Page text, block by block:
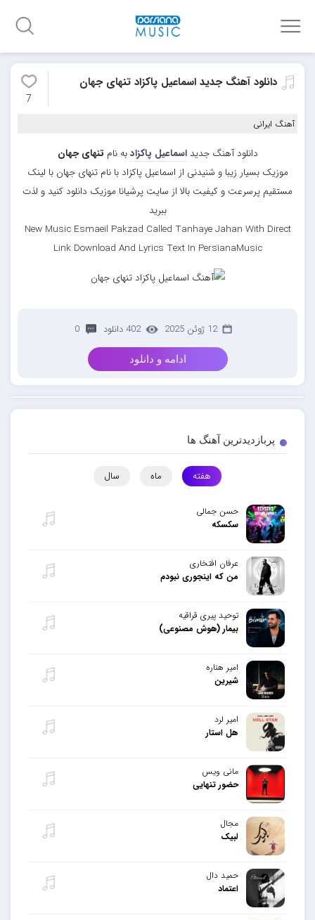
دانلود آهنگ جدید اسماعیل پاکزاد تنهای جهان
7
آهنگ ایرانی
دانلود آهنگ جدیداسماعیل پاکزادبه نام تنهای جهان
موزیک بسیار زیبا و شنیدنی از اسماعیل پاکزاد با نام تنهای جهان با لینک
مستقیم پرسرعت و کیفیت بالا از سایت پرشیانا موزیک دانلود کنید و لذت
ببرید
New Music Esmaeil Pakzad Called Tanhaye Jahan With Direct
Link Download And Lyrics Text In PersianaMusic
12 ژوئن 2025 402 دانلود 0
ادامه و دانلود
پربازدیدترین آهنگ ها
هفته ماه سال
حسن جمالی
سکسکه
عرفان افتخاری
من که اینجوری نبودم
توحید پیری قراقیه
بیمار (هوش مصنوعی)
امیر هناره
شیرین
امیر لرد
هل استار
مانی ویس
حضور تنهایی
مجال
لبیک
حمید دال
اعتماد